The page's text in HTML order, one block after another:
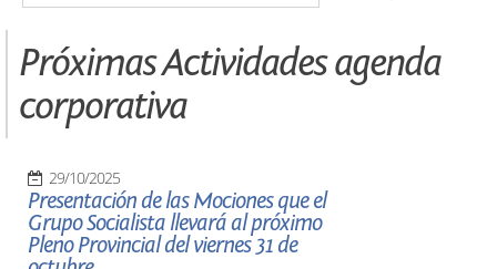
Próximas Actividades agenda
corporativa
29/10/2025
Presentación de las Mociones que el
Grupo Socialista llevará al próximo
Pleno Provincial del viernes 31 de